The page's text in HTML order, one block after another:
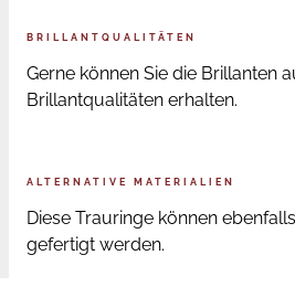
BRILLANTQUALITÄTEN
Gerne können Sie die Brillanten
Brillantqualitäten erhalten.
ALTERNATIVE MATERIALIEN
Diese Trauringe können
gefertigt werden.